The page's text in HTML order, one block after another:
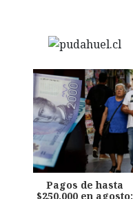
Pagos de hasta
$250.000 en agosto: